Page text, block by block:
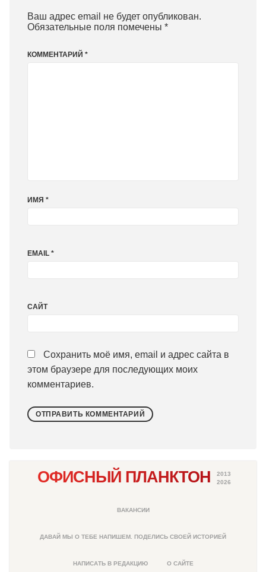
Ваш адрес email не будет опубликован.
Обязательные поля помечены *
КОММЕНТАРИЙ *
ИМЯ *
EMAIL *
САЙТ
Сохранить моё имя, email и адрес сайта в
этом браузере для последующих моих
комментариев.
ОФИСНЫЙ ПЛАНКТОН
2013
2026
ВАКАНСИИ
ДАВАЙ МЫ О ТЕБЕ НАПИШЕМ. ПОДЕЛИСЬ СВОЕЙ ИСТОРИЕЙ
НАПИСАТЬ В РЕДАКЦИЮ О САЙТЕ